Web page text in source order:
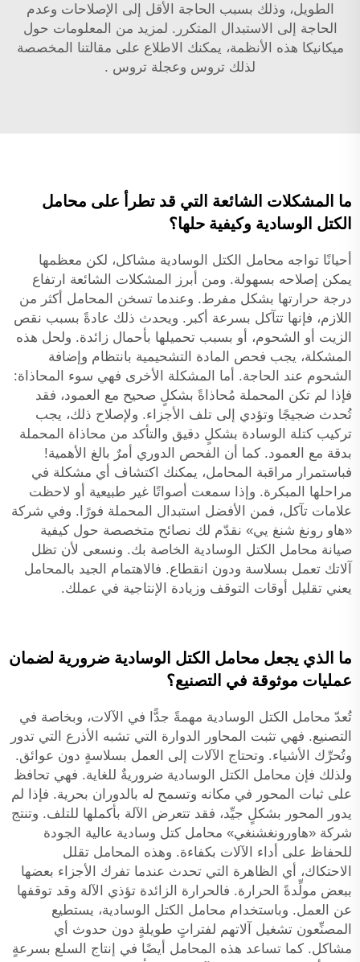
الطويل، وذلك بسبب الحاجة الأقل إلى الإصلاحات وعدم
الحاجة إلى الاستبدال المتكرر. لمزيد من المعلومات حول
ميكانيكا هذه الأنظمة، يمكنك الاطلاع على مقالتنا المخصصة
لذلك تروس وعجلة تروس .
ما المشكلات الشائعة التي قد تطرأ على محامل
الكتل الوسادية وكيفية حلها؟
أحيانًا تواجه محامل الكتل الوسادية مشاكل، لكن معظمها
يمكن إصلاحه بسهولة. ومن أبرز المشكلات الشائعة ارتفاع
درجة حرارتها بشكل مفرط. وعندما تسخن المحامل أكثر من
اللازم، فإنها تتآكل بسرعة أكبر. ويحدث ذلك عادةً بسبب نقص
الزيت أو الشحوم، أو بسبب تحميلها بأحمال زائدة. ولحل هذه
المشكلة، يجب فحص المادة التشحيمية بانتظام وإضافة
الشحوم عند الحاجة. أما المشكلة الأخرى فهي سوء المحاذاة:
فإذا لم تكن المحملة مُحاذاةً بشكلٍ صحيح مع العمود، فقد
تُحدث ضجيجًا وتؤدي إلى تلف الأجزاء. ولإصلاح ذلك، يجب
تركيب كتلة الوسادة بشكلٍ دقيق والتأكد من محاذاة المحملة
بدقة مع العمود. كما أن الفحص الدوري أمرٌ بالغ الأهمية!
فباستمرار مراقبة المحامل، يمكنك اكتشاف أي مشكلة في
مراحلها المبكرة. وإذا سمعت أصواتًا غير طبيعية أو لاحظت
علامات تآكل، فمن الأفضل استبدال المحملة فورًا. وفي شركة
«هاو رونغ شنغ يي» نقدّم لك نصائح متخصصة حول كيفية
صيانة محامل الكتل الوسادية الخاصة بك. ونسعى لأن تظل
آلاتك تعمل بسلاسة ودون انقطاع. فالاهتمام الجيد بالمحامل
يعني تقليل أوقات التوقف وزيادة الإنتاجية في عملك.
ما الذي يجعل محامل الكتل الوسادية ضرورية لضمان
عمليات موثوقة في التصنيع؟
تُعدّ محامل الكتل الوسادية مهمةً جدًّا في الآلات، وبخاصة في
التصنيع. فهي تثبت المحاور الدوارة التي تشبه الأذرع التي تدور
وتُحرِّك الأشياء. وتحتاج الآلات إلى العمل بسلاسةٍ دون عوائق.
ولذلك فإن محامل الكتل الوسادية ضروريةٌ للغاية. فهي تحافظ
على ثبات المحور في مكانه وتسمح له بالدوران بحرية. فإذا لم
يدور المحور بشكلٍ جيِّد، فقد تتعرض الآلة بأكملها للتلف. وتنتج
شركة «هاورونغشنغي» محامل كتل وسادية عالية الجودة
للحفاظ على أداء الآلات بكفاءة. وهذه المحامل تقلل
الاحتكاك، أي الظاهرة التي تحدث عندما تفرك الأجزاء بعضها
ببعض مولِّدةً الحرارة. فالحرارة الزائدة تؤذي الآلة وقد توقفها
عن العمل. وباستخدام محامل الكتل الوسادية، يستطيع
المصنِّعون تشغيل آلاتهم لفتراتٍ طويلةٍ دون حدوث أي
مشاكل. كما تساعد هذه المحامل أيضًا في إنتاج السلع بسرعةٍ